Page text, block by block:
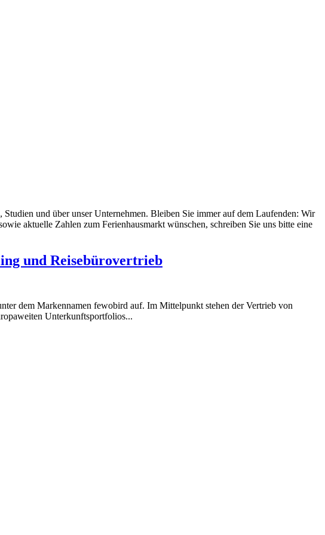
und über unser Unternehmen. Bleiben Sie immer auf dem Laufenden: Wir
aktuelle Zahlen zum Ferienhausmarkt wünschen, schreiben Sie uns bitte eine
und Reisebürovertrieb
dem Markennamen fewobird auf. Im Mittelpunkt stehen der Vertrieb von
Unterkunftsportfolios...